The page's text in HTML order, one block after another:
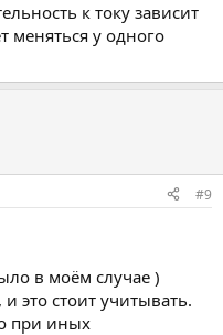
к току зависит
меняться у одного
#9
в моём случае )
это стоит учитывать.
при иных